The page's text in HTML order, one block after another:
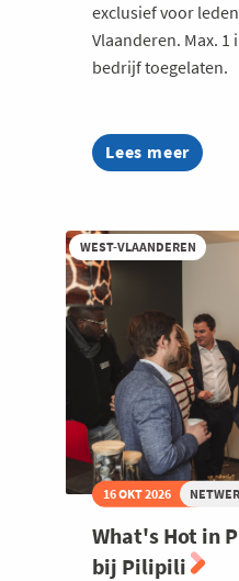
exclusief voor
Vlaanderen. Max.
bedrijf toegelaten.
Lees meer
about
Te
Buromac
WEST-VLAANDEREN
16 OKT 2026
What's Hot in
bij Pilipili